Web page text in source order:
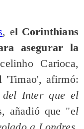
, el Corinthians
asegurar la
Carioca,
'Timao', afirmó:
Inter que el
añadió que "el